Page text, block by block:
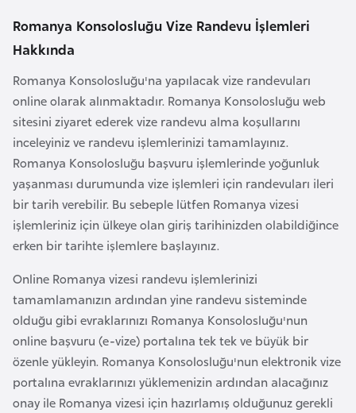
i
Romanya Konsolosluğu Vize Randevu İşlemleri
Hakkında
Romanya Konsolosluğu'na yapılacak vize randevuları
online olarak alınmaktadır. Romanya Konsolosluğu web
sitesini ziyaret ederek vize randevu alma koşullarını
inceleyiniz ve randevu işlemlerinizi tamamlayınız.
Romanya Konsolosluğu başvuru işlemlerinde yoğunluk
yaşanması durumunda vize işlemleri için randevuları ileri
bir tarih verebilir. Bu sebeple lütfen Romanya vizesi
işlemleriniz için ülkeye olan giriş tarihinizden olabildiğince
erken bir tarihte işlemlere başlayınız.
Online Romanya vizesi randevu işlemlerinizi
tamamlamanızın ardından yine randevu sisteminde
olduğu gibi evraklarınızı Romanya Konsolosluğu'nun
online başvuru (e-vize) portalına tek tek ve büyük bir
özenle yükleyin. Romanya Konsolosluğu'nun elektronik vize
portalına evraklarınızı yüklemenizin ardından alacağınız
onay ile Romanya vizesi için hazırlamış olduğunuz gerekli
A
z
r
b
a
y
c
a
n
a
h
r
e
y
n